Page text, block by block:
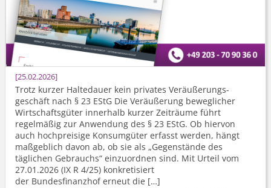
25.02.2026
Trotz kurzer Haltedauer kein privates Veräußerungs­
geschäft nach § 23 EStG Die Veräußerung beweglicher
Wirtschaftsgüter innerhalb kurzer Zeiträume führt
regelmäßig zur Anwendung des § 23 EStG. Ob hiervon
auch hochpreisige Konsumgüter erfasst werden, hängt
maßgeblich davon ab, ob sie als „Gegenstände des
täglichen Gebrauchs“ einzuordnen sind. Mit Urteil vom
27.01.2026 (IX R 4/25) konkretisiert
der Bundesfinanzhof erneut die […]